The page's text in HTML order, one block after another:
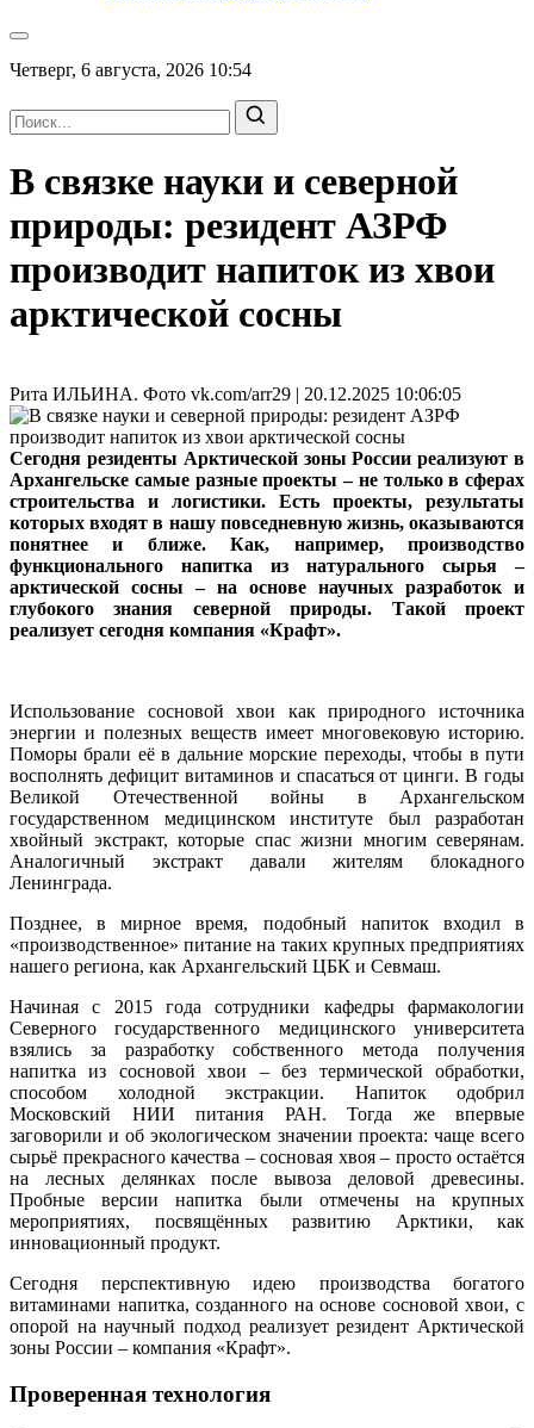
Четверг, 6 августа, 2026 10:54
В связке науки и северной
природы: резидент АЗРФ
производит напиток из хвои
арктической сосны
Рита ИЛЬИНА. Фото vk.com/arr29 | 20.12.2025 10:06:05
Сегодня резиденты Арктической зоны России реализуют в
Архангельске самые разные проекты – не только в сферах
строительства и логистики. Есть проекты, результаты
которых входят в нашу повседневную жизнь, оказываются
понятнее и ближе. Как, например, производство
функционального напитка из натурального сырья –
арктической сосны – на основе научных разработок и
глубокого знания северной природы. Такой проект
реализует сегодня компания «Крафт».
Использование сосновой хвои как природного источника
энергии и полезных веществ имеет многовековую историю.
Поморы брали её в дальние морские переходы, чтобы в пути
восполнять дефицит витаминов и спасаться от цинги. В годы
Великой Отечественной войны в Архангельском
государственном медицинском институте был разработан
хвойный экстракт, которые спас жизни многим северянам.
Аналогичный экстракт давали жителям блокадного
Ленинграда.
Позднее, в мирное время, подобный напиток входил в
«производственное» питание на таких крупных предприятиях
нашего региона, как Архангельский ЦБК и Севмаш.
Начиная с 2015 года сотрудники кафедры фармакологии
Северного государственного медицинского университета
взялись за разработку собственного метода получения
напитка из сосновой хвои – без термической обработки,
способом холодной экстракции. Напиток одобрил
Московский НИИ питания РАН. Тогда же впервые
заговорили и об экологическом значении проекта: чаще всего
сырьё прекрасного качества – сосновая хвоя – просто остаётся
на лесных делянках после вывоза деловой древесины.
Пробные версии напитка были отмечены на крупных
мероприятиях, посвящённых развитию Арктики, как
инновационный продукт.
Сегодня перспективную идею производства богатого
витаминами напитка, созданного на основе сосновой хвои, с
опорой на научный подход реализует резидент Арктической
зоны России – компания «Крафт».
Проверенная технология